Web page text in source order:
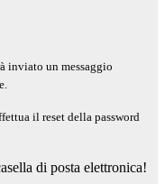
inviato un messaggio
il reset della password
di posta elettronica!